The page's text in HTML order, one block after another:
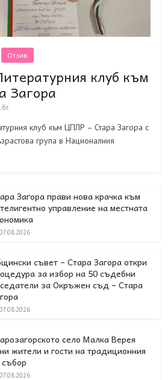
Отзив
клуб към
Загора
клуб към ЦПЛР – Стара Загора с
група в Националния
Загора прави нова крачка към
управление на местната
07.08.2026
съвет – Стара Загора откри
за избор на 50 съдебни
за Окръжен съд – Стара
07.08.2026
село Малка Верея
жители и гости на традиционния
събор
07.08.2026